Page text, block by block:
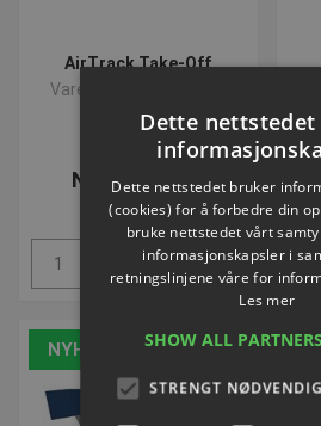
AirTrack Take-Off
Varenummer: P115250
NOK 3.473,36
ekskl. Mva
Kjøp
NYHET
Dette
Dette nettstedet bruker
(cookies) for å forbedre din
bruke nettstedet vårt
informasjonskapsler i
retningslinjene våre for
Les mer
SHOW ALL PARTNERS
STRENGT NØDVENDIG